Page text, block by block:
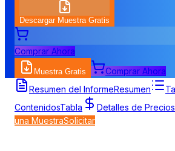
Descargar Muestra Gratis
Comprar Ahora
Muestra Gratis
Comprar Ahora
Resumen del InformeResumen
ContenidosTabla Detalles de Precios
una MuestraSolicitar